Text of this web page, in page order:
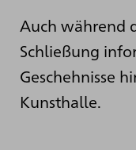
Auch während
Schließung
Geschehnisse
Kunsthalle.